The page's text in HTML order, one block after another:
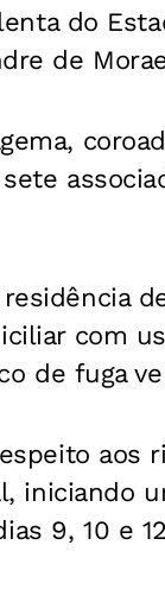
do
de
com
de fuga
aos
iniciando
9, 10 e